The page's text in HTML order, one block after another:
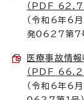
（PDF 62.7
（令和6年6
発0627第7
医療事故情
（PDF 66.2
（令和6年6